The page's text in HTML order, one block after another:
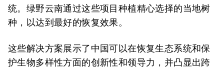
统。绿野云南通过这些项目种植精心选择的当地树
种，以达到最好的恢复效果。
这些解决方案展示了中国可以在恢复生态系统和保
护生物多样性方面的创新性和领导力，并凸显出跨